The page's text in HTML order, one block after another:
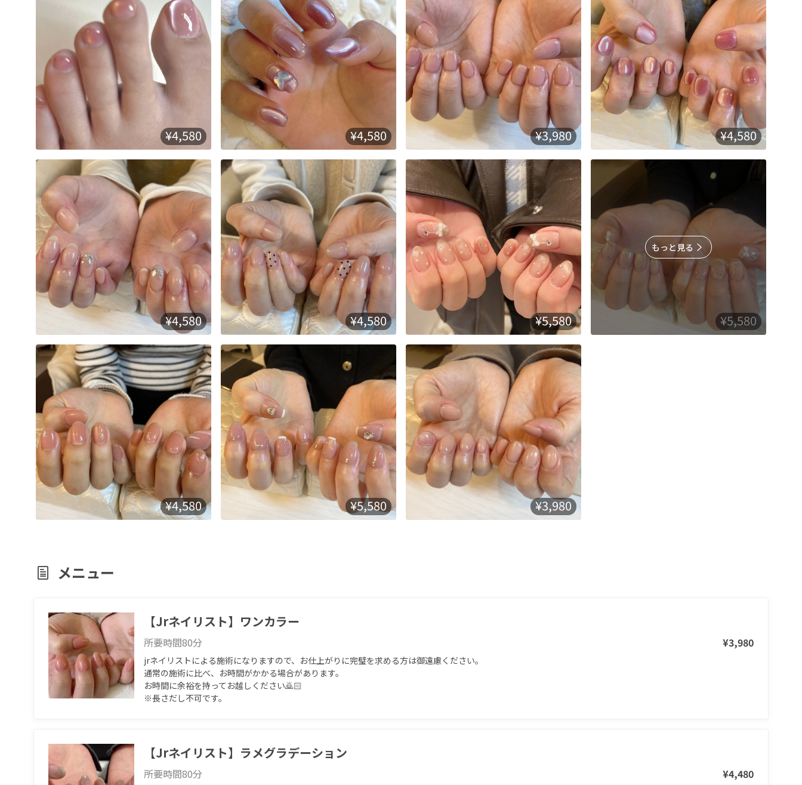
¥4,580 ¥4,580 ¥3,980 ¥4,580
¥4,580 ¥4,580 ¥5,580 ¥5,580
もっと見る
¥4,580 ¥5,580 ¥3,980
メニュー
【Jrネイリスト】ワンカラー
所要時間80分 ¥3,980
jrネイリストによる施術になりますので、お仕上がりに完璧を求める方は御遠慮ください。
通常の施術に比べ、お時間がかかる場合があります。
お時間に余裕を持ってお越しください🙇🏻
※長さだし不可です。
【Jrネイリスト】ラメグラデーション
所要時間80分 ¥4,480